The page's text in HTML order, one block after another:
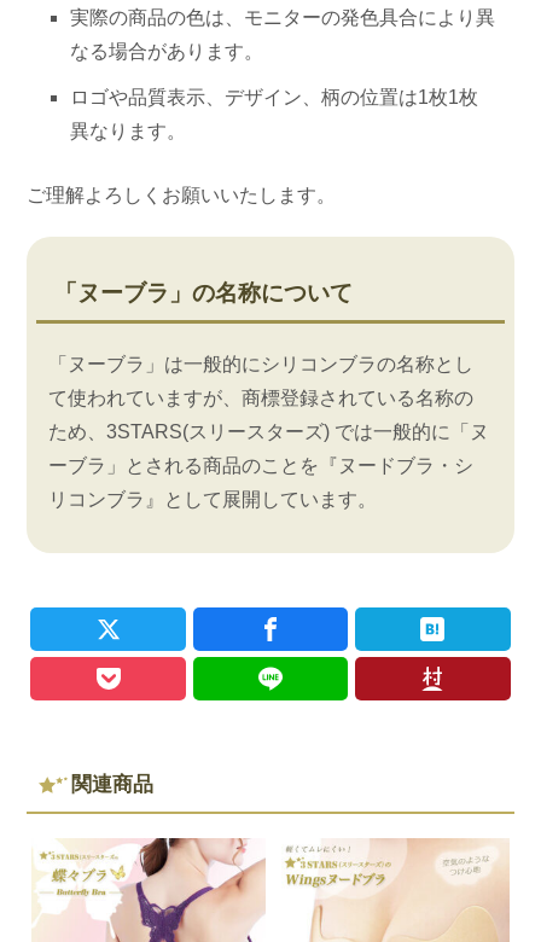
ッ
レ
UB013
実際の商品の色は、モニターの発色具合により異
なる場合があります。
ロゴや品質表示、デザイン、柄の位置は1枚1枚
異なります。
ご理解よろしくお願いいたします。
「ヌーブラ」の名称について
「ヌーブラ」は一般的にシリコンブラの名称とし
て使われていますが、商標登録されている名称の
ため、3STARS(スリースターズ) では一般的に「ヌ
ーブラ」とされる商品のことを『ヌードブラ・シ
リコンブラ』として展開しています。
関連商品